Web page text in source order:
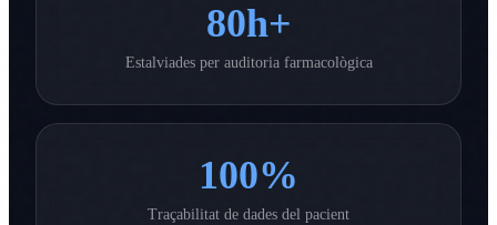
80h+
Estalviades per auditoria farmacològica
100%
Traçabilitat de dades del pacient